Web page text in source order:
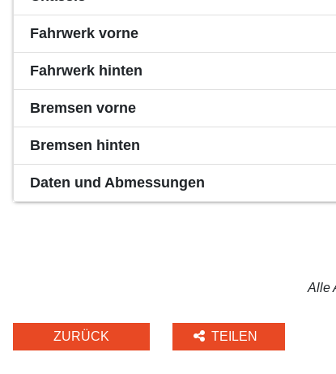
Fahrwerk vorne
Fahrwerk hinten
Bremsen vorne
Bremsen hinten
Daten und Abmessungen
Alle
ZURÜCK TEILEN